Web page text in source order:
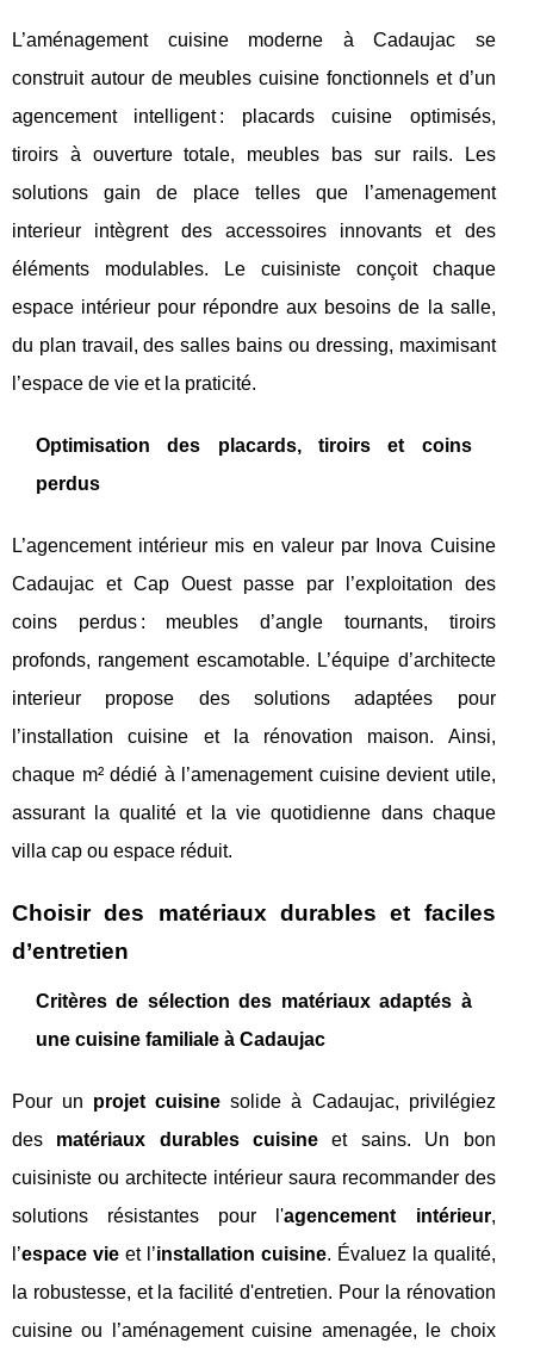
L’aménagement cuisine moderne à Cadaujac se
construit autour de meubles cuisine fonctionnels et d’un
agencement intelligent : placards cuisine optimisés,
tiroirs à ouverture totale, meubles bas sur rails. Les
solutions gain de place telles que l’amenagement
interieur intègrent des accessoires innovants et des
éléments modulables. Le cuisiniste conçoit chaque
espace intérieur pour répondre aux besoins de la salle,
du plan travail, des salles bains ou dressing, maximisant
l’espace de vie et la praticité.
Optimisation des placards, tiroirs et coins
perdus
L’agencement intérieur mis en valeur par Inova Cuisine
Cadaujac et Cap Ouest passe par l’exploitation des
coins perdus : meubles d’angle tournants, tiroirs
profonds, rangement escamotable. L’équipe d’architecte
interieur propose des solutions adaptées pour
l’installation cuisine et la rénovation maison. Ainsi,
chaque m² dédié à l’amenagement cuisine devient utile,
assurant la qualité et la vie quotidienne dans chaque
villa cap ou espace réduit.
Choisir des matériaux durables et faciles
d’entretien
Critères de sélection des matériaux adaptés à
une cuisine familiale à Cadaujac
Pour un projet cuisine solide à Cadaujac, privilégiez
des matériaux durables cuisine et sains. Un bon
cuisiniste ou architecte intérieur saura recommander des
solutions résistantes pour l'agencement intérieur,
l’espace vieet l’installation cuisine. Évaluez la qualité,
la robustesse, et la facilité d'entretien. Pour la rénovation
cuisine ou l’aménagement cuisine amenagée, le choix